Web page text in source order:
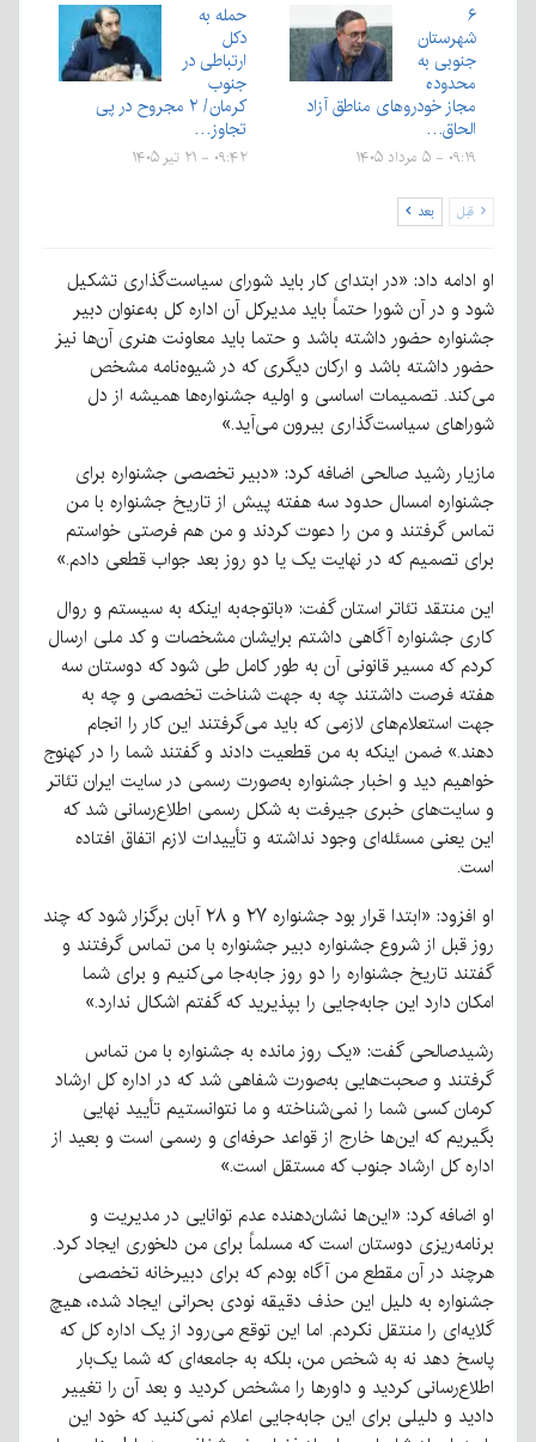
۶
شهرستان‌‌
جنوبی به
محدوده
مجاز خودروهای مناطق آزاد
الحاق…
۰۹:۱۹ - ۵ مرداد ۱۴۰۵
حمله به
دکل
ارتباطی در
جنوب
کرمان/ ۲ مجروح در پی
تجاوز…
۰۹:۴۲ - ۲۱ تیر ۱۴۰۵
قبل بعد
او ادامه داد: «در ابتدای کار باید شورای سیاست‌گذاری تشکیل
شود و در آن شورا حتماً باید مدیرکل آن اداره کل به‌عنوان دبیر
جشنواره حضور داشته باشد و حتما باید معاونت هنری آن‌ها نیز
حضور داشته باشد و ارکان دیگری که در شیوه‌نامه مشخص
می‌کند. تصمیمات اساسی و اولیه جشنواره‌ها همیشه از دل
شوراهای سیاست‌گذاری بیرون می‌آید.»
مازیار رشید صالحی اضافه کرد: «دبیر تخصصی جشنواره برای
جشنواره امسال حدود سه هفته پیش از تاریخ جشنواره با من
تماس گرفتند و من را دعوت کردند و من هم فرصتی خواستم
برای تصمیم که در نهایت یک یا دو روز بعد جواب قطعی دادم.»
این منتقد تئاتر استان گفت: «باتوجه‌به اینکه به سیستم و روال
کاری جشنواره آگاهی داشتم برایشان مشخصات و کد ملی ارسال
کردم که مسیر قانونی آن به طور کامل طی شود که دوستان سه
هفته فرصت داشتند چه به جهت شناخت تخصصی و چه به
جهت استعلام‌های لازمی که باید می‌گرفتند این کار را انجام
دهند.» ضمن اینکه به من قطعیت دادند و گفتند شما را در کهنوج
خواهیم دید و اخبار جشنواره به‌صورت رسمی در سایت ایران تئاتر
و سایت‌های خبری جیرفت به شکل رسمی اطلاع‌رسانی شد که
این یعنی مسئله‌ای وجود نداشته و تأییدات لازم اتفاق افتاده
است.
او افزود: «ابتدا قرار بود جشنواره ۲۷ و ۲۸ آبان برگزار شود که چند
روز قبل از شروع جشنواره دبیر جشنواره با من تماس گرفتند و
گفتند تاریخ جشنواره را دو روز جابه‌جا می‌کنیم و برای شما
امکان دارد این جابه‌جایی را بپذیرید که گفتم اشکال ندارد.»
رشید‌صالحی گفت: «یک روز مانده به جشنواره با من تماس
گرفتند و صحبت‌هایی به‌صورت شفاهی شد که در اداره کل ارشاد
کرمان کسی شما را نمی‌شناخته و ما نتوانستیم تأیید نهایی
بگیریم که این‌ها خارج از قواعد حرفه‌ای و رسمی است و بعید از
اداره کل ارشاد جنوب که مستقل است.»
او اضافه کرد: «این‌ها نشان‌دهنده عدم توانایی در مدیریت و
برنامه‌ریزی دوستان است که مسلماً برای من دلخوری ایجاد کرد.
هرچند در آن مقطع من آگاه بودم که برای دبیرخانه تخصصی
جشنواره به دلیل این حذف دقیقه نودی بحرانی ایجاد شده، هیچ
گلایه‌ای را منتقل نکردم. اما این توقع می‌رود از یک اداره کل که
پاسخ دهد نه به شخص من، بلکه به جامعه‌ای که شما یک‌بار
اطلاع‌رسانی کردید و داورها را مشخص کردید و بعد آن را تغییر
دادید و دلیلی برای این جابه‌جایی اعلام نمی‌کنید که خود این